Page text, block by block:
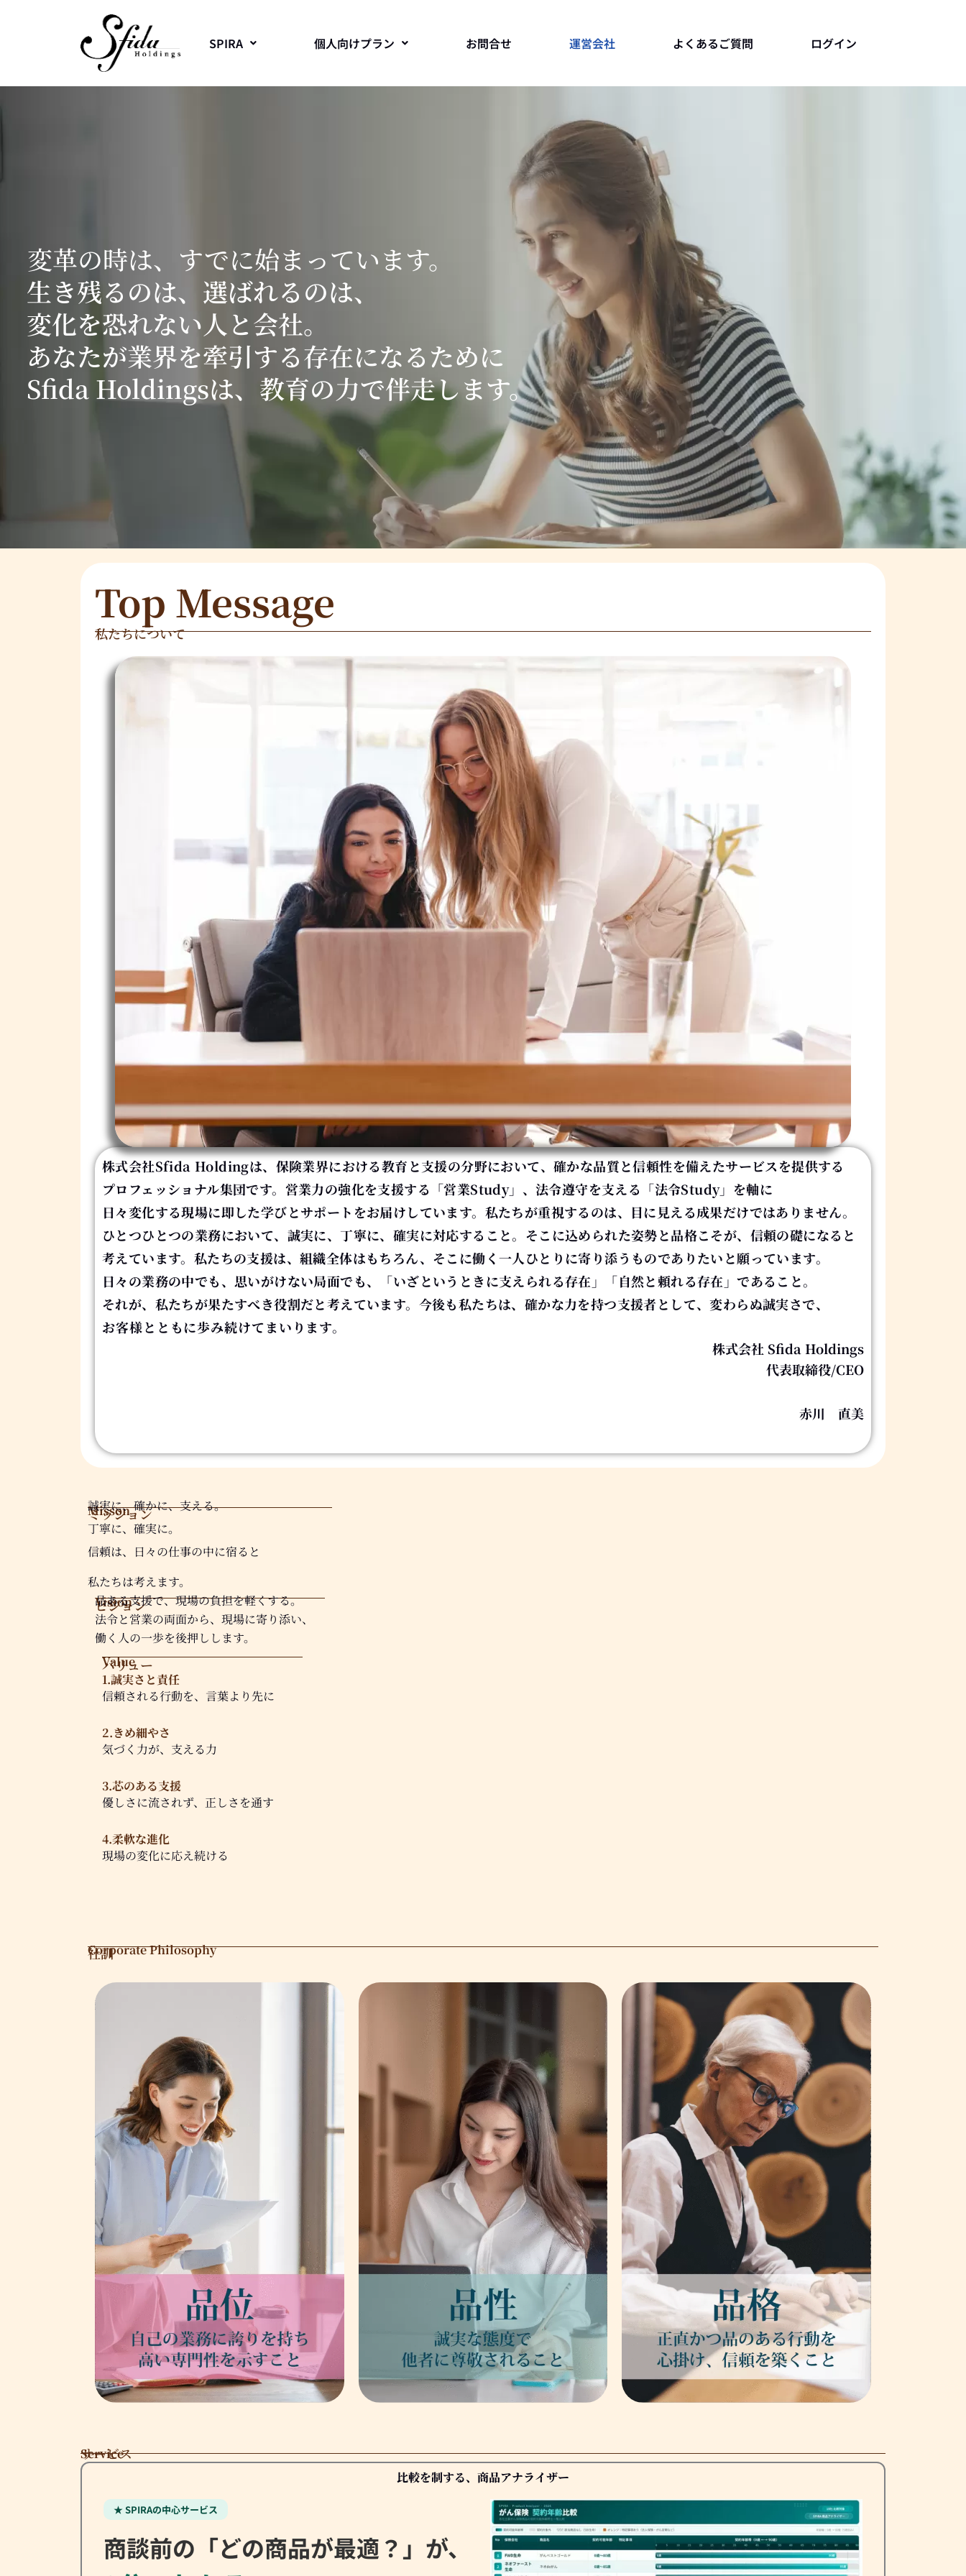
SPIRA 個人向けプラン お問合せ 運営会社 よくあるご質問 ログイン
変革の時は、すでに始まっています。
生き残るのは、選ばれるのは、
変化を恐れない人と会社。
あなたが業界を牽引する存在になるために
Sfida Holdingsは、教育の力で伴走します。
Top Message
私たちについて
株式会社Sfida Holdingは、保険業界における教育と支援の分野において、 確かな品質と信頼性を備えたサービスを提供する
プロフェッショナル集団です。 営業力の強化を支援する「営業Study」、法令遵守を支える「法令Study」を軸に
日々変化する現場に即した学びとサポートをお届けしています。 私たちが重視するのは、目に見える成果だけではありません。
ひとつひとつの業務において、誠実に、丁寧に、確実に対応すること。そこに込められた姿勢と品格こそが、 信頼の礎になると
考えています。 私たちの支援は、組織全体はもちろん、 そこに働く一人ひとりに寄り添うものでありたいと願っています。
日々の業務の中でも、思いがけない局面でも、「いざというときに支えられる存在」「自然と頼れる存在」であること。
それが、私たちが果たすべき役割だと考えています。今後も私たちは、確かな力を持つ支援者として、変わらぬ誠実さで、
お客様とともに歩み続けてまいります。
株式会社 Sfida Holdings
代表取締役/CEO
赤川 直美
Misson
ミッション
誠実に、確かに、支える。
丁寧に、確実に。
信頼は、日々の仕事の中に宿ると
私たちは考えます。
Vision
ビジョン
品ある支援で、現場の負担を軽くする。
法令と営業の両面から、現場に寄り添い、
働く人の一歩を後押しします。
Value
バリュー
1.誠実さと責任
信頼される行動を、言葉より先に
2.きめ細やさ
気づく力が、支える力
3.芯のある支援
優しさに流されず、正しさを通す
4.柔軟な進化
現場の変化に応え続ける
Corporate Philosophy
社訓
Service
サービス
比較を制する、商品アナライザー
★ SPIRAの中心サービス
商談前の「どの商品が最適？」が、